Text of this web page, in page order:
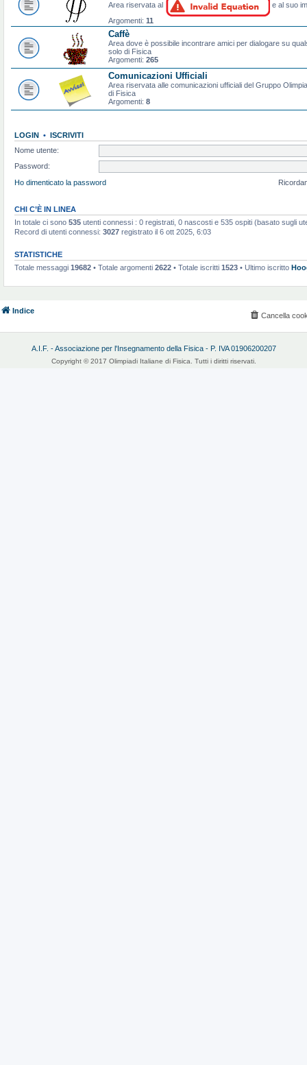
Area riservata al
e al suo
Argomenti: 11
Caffè
Area dove è possibile incontrare amici per dialogare su
solo di Fisica
Argomenti: 265
Comunicazioni Ufficiali
Area riservata alle comunicazioni ufficiali del Gruppo
di Fisica
Argomenti: 8
LOGIN • ISCRIVITI
Nome utente:
Password:
Ho dimenticato la password
CHI C’È IN LINEA
In totale ci sono 535 utenti connessi : 0 registrati, 0 nascosti e 535 ospiti (basato sugli
Record di utenti connessi: 3027 registrato il 6 ott 2025, 6:03
STATISTICHE
Totale messaggi 19682 • Totale argomenti 2622 • Totale iscritti 1523 • Ultimo iscritto
Indice
Cancella
A.I.F. - Associazione per l'Insegnamento della Fisica - P. IVA 01906200207
Copyright © 2017 Olimpiadi Italiane di Fisica. Tutti i diritti riservati.